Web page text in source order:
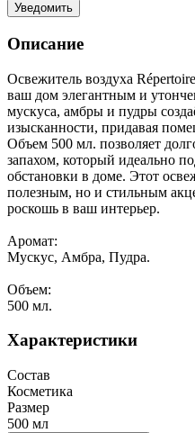
Уведомить
Описание
Освежитель воздуха
ваш дом элегантным и
мускуса, амбры и пудры
изысканности, придавая
Объем 500 мл. позволяет
запахом, который идеально
обстановки в доме. Этот
полезным, но и стильным
роскошь в ваш интерьер.
Аромат:
Мускус, Амбра, Пудра.
Объем:
500 мл.
Характеристики
Состав
Косметика
Размер
500 мл